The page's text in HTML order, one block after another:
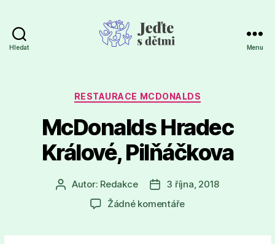
Hledat Menu
Rubriky
RESTAURACE MCDONALDS
McDonalds Hradec
Králové, Pilňáčkova
Autor
příspěvku
Autor: Redakce
Datum
příspěvku
3 října, 2018
Žádné komentářeu